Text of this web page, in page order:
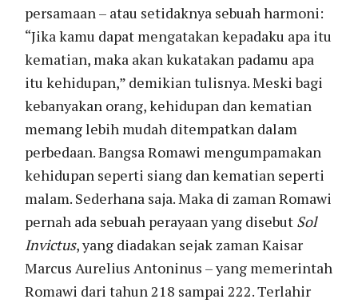
persamaan – atau setidaknya sebuah harmoni:
“Jika kamu dapat mengatakan kepadaku apa itu
kematian, maka akan kukatakan padamu apa
itu kehidupan,” demikian tulisnya. Meski bagi
kebanyakan orang, kehidupan dan kematian
memang lebih mudah ditempatkan dalam
perbedaan. Bangsa Romawi mengumpamakan
kehidupan seperti siang dan kematian seperti
malam. Sederhana saja. Maka di zaman Romawi
pernah ada sebuah perayaan yang disebut Sol
Invictus, yang diadakan sejak zaman Kaisar
Marcus Aurelius Antoninus – yang memerintah
Romawi dari tahun 218 sampai 222. Terlahir